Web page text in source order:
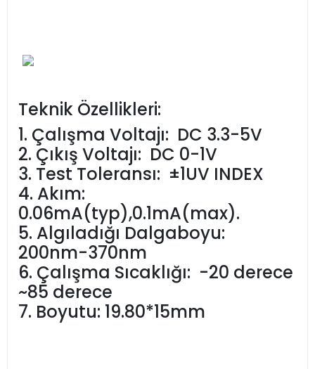
Teknik Özellikleri:
1. Çalışma Voltajı: DC 3.3-5V
2. Çıkış Voltajı: DC 0-1V
3. Test Toleransı: ±1UV INDEX
4. Akım:
0.06mA(typ),0.1mA(max).
5. Algıladığı Dalgaboyu:
200nm-370nm
6. Çalışma Sıcaklığı: -20 derece
~85 derece
7. Boyutu: 19.80*15mm